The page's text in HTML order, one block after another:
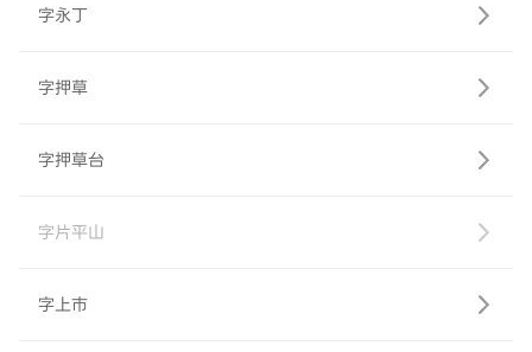
字永丁
字押草
字押草台
字片平山
字上市